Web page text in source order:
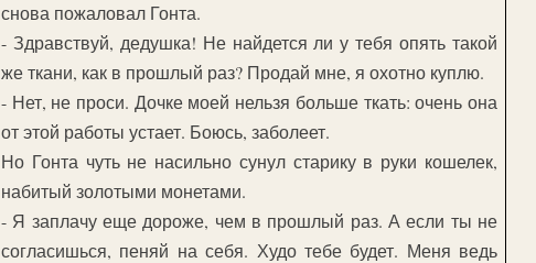
снова пожаловал Гонта.
- Здравствуй, дедушка! Не найдется ли у тебя опять такой
же ткани, как в прошлый раз? Продай мне, я охотно куплю.
- Нет, не проси. Дочке моей нельзя больше ткать: очень она
от этой работы устает. Боюсь, заболеет.
Но Гонта чуть не насильно сунул старику в руки кошелек,
набитый золотыми монетами.
- Я заплачу еще дороже, чем в прошлый раз. А если ты не
согласишься, пеняй на себя. Худо тебе будет. Меня ведь